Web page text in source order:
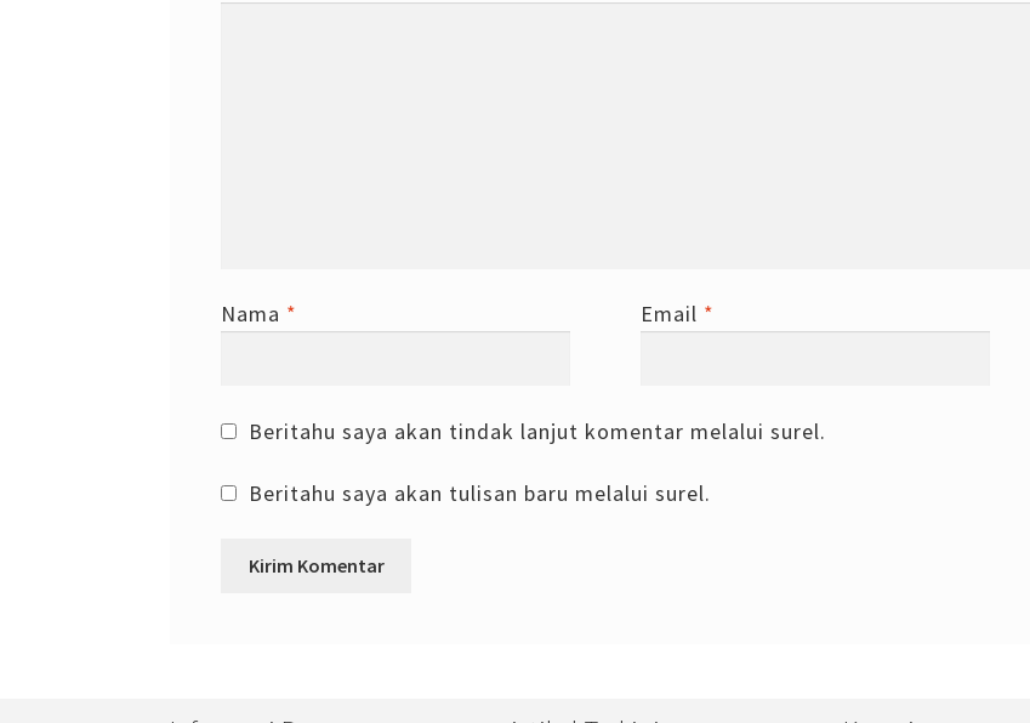
Nama * Email *
Beritahu saya akan tindak lanjut komentar melalui surel.
Beritahu saya akan tulisan baru melalui surel.